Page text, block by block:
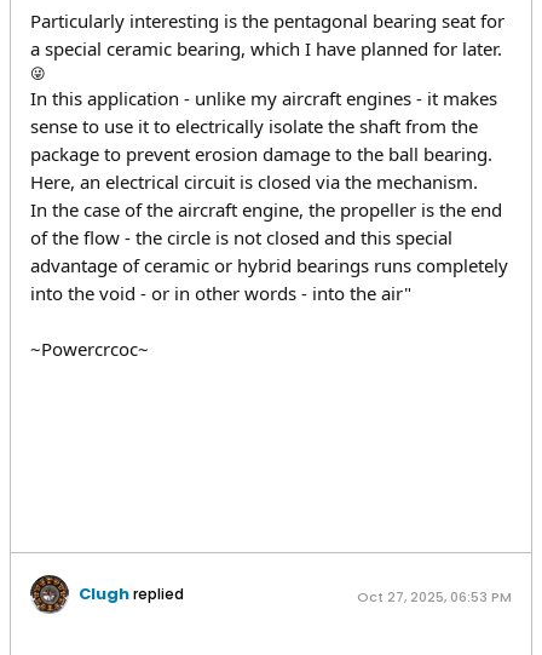
Particularly interesting is the pentagonal bearing seat for
a special ceramic bearing, which I have planned for later.
😜
In this application - unlike my aircraft engines - it makes
sense to use it to electrically isolate the shaft from the
package to prevent erosion damage to the ball bearing.
Here, an electrical circuit is closed via the mechanism.
In the case of the aircraft engine, the propeller is the end
of the flow - the circle is not closed and this special
advantage of ceramic or hybrid bearings runs completely
into the void - or in other words - into the air"
~Powercrcoc~
Clughreplied Oct 27, 2025, 06:53 PM